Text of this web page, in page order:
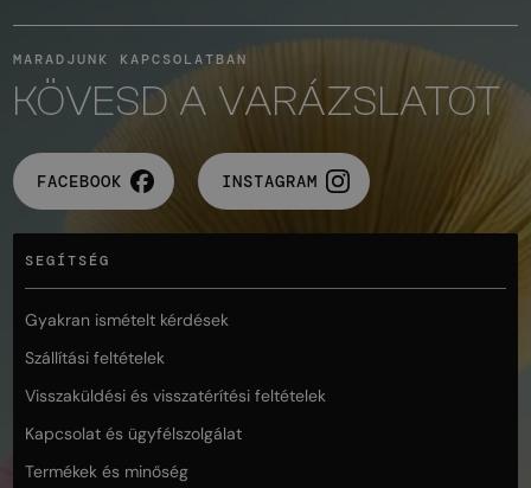
MARADJUNK KAPCSOLATBAN
KÖVESD A VARÁZSLATOT
FACEBOOK INSTAGRAM
SEGÍTSÉG
Gyakran ismételt kérdések
Szállítási feltételek
Visszaküldési és visszatérítési feltételek
Kapcsolat és ügyfélszolgálat
Termékek és minőség